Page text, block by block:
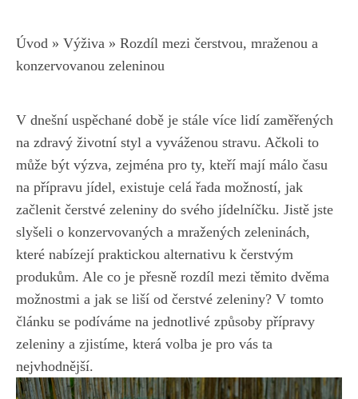
Úvod » Výživa » Rozdíl mezi čerstvou, mraženou a
konzervovanou zeleninou
V dnešní uspěchané⁤ době je stále více lidí zaměřených
na​ zdravý životní styl a vyváženou stravu. Ačkoli⁣ to
může být výzva, zejména pro ty, kteří ⁢mají málo času
na přípravu jídel, existuje celá řada možností, jak
začlenit čerstvé zeleniny do svého jídelníčku. Jistě jste
slyšeli o konzervovaných‍ a mražených zeleninách,
které nabízejí praktickou alternativu⁣ k čerstvým
produkům. Ale co ‌je přesně⁢ rozdíl mezi těmito dvěma
možnostmi‍ a jak se ‍liší od‌ čerstvé zeleniny? V ‌tomto
článku se podíváme na jednotlivé způsoby přípravy
zeleniny ⁢a zjistíme, která volba je pro vás ta
nejvhodnější.